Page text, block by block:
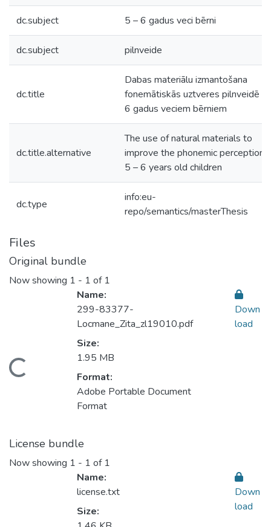
dc.subject 5 – 6 gadus veci bērni
dc.subject pilnveide
dc.title
Dabas materiālu izmantošana
fonemātiskās uztveres pilnveidē 5
6 gadus veciem bērniem
dc.title.alternative
The use of natural materials to
improve the phonemic perception
5 – 6 years old children
dc.type
info:eu-
repo/semantics/masterThesis
Files
Original bundle
Now showing 1 - 1 of 1
Name:
299-83377-
Locmane_Zita_zl19010.pdf
Size:
1.95 MB
Format:
Adobe Portable Document
Format
Down
load
License bundle
Now showing 1 - 1 of 1
Name:
license.txt
Size:
Down
load